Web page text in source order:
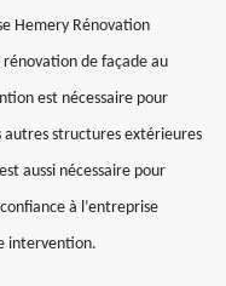
Hemery Rénovation
de façade au
est nécessaire pour
autres structures extérieures
aussi nécessaire pour
à l’entreprise
intervention.